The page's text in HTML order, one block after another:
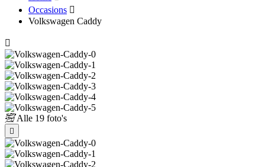
Occasions
Volkswagen Caddy
Alle 19 foto's